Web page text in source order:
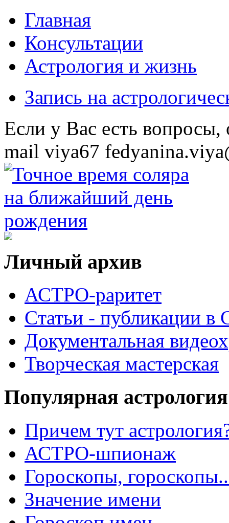
Главная
Консультации
Астрология и жизнь
Запись на
Eсли у Вас есть
mail viya67
Личный архив
АСТРО-раритет
Cтатьи - публикации
Документальная
Творческая мастерская
Популярная астрология
Причем тут
АСТРО-шпионаж
Гороскопы,
Значение имени